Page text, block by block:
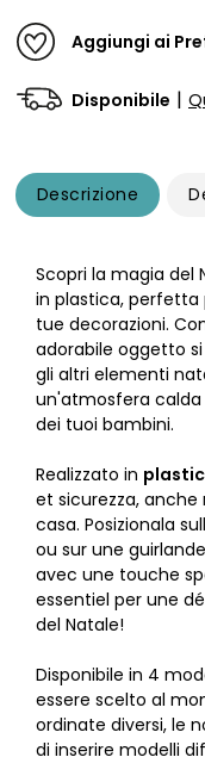
Aggiungi ai
Disponibile |
Descrizione
Scopri la magia del
in plastica,
tue decorazioni.
adorabile oggetto
gli altri elementi
un'atmosfera calda
dei tuoi bambini.
Realizzato in
et sicurezza, anche
casa. Posizionala
ou sur une
avec une touche
essentiel per une
del Natale!
Disponibile in 4
essere scelto al
ordinate diversi, le
di inserire modelli